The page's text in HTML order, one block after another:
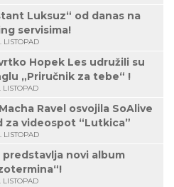
Luksuz“ od danas na
servisima!
LISTOPAD
Hopek Les udružili su
„Priručnik za tebe“ !
LISTOPAD
Ravel osvojila SoAlive
za videospot “Lutkica”
LISTOPAD
novi album
LISTOPAD